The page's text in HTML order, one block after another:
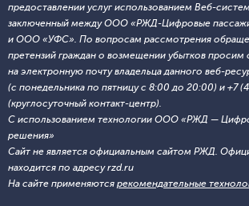
предоставлении услуг использованием Веб-
заключенный между ООО «РЖД-Цифровые
и ООО «УФС». По вопросам рассмотрения
претензий граждан о возмещении убытков просим
на электронную почту владельца данного веб-
(с понедельника по пятницу с 8:00 до 20:00) и +7
(круглосуточный контакт-центр).
С использованием технологии ООО «РЖД —
решения»
Сайт не является официальным сайтом РЖД.
находится по адресу rzd.ru
На сайте применяются рекомендательные